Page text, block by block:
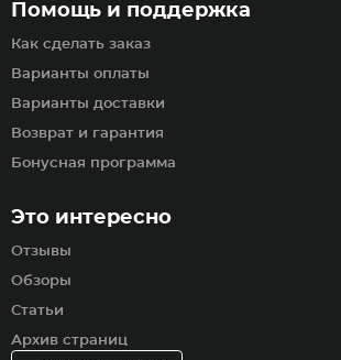
Помощь и поддержка
Как сделать заказ
Варианты оплаты
Варианты доставки
Возврат и гарантия
Бонусная программа
Это интересно
Отзывы
Обзоры
Статьи
Архив страниц